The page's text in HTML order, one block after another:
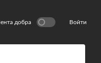
добра Войти